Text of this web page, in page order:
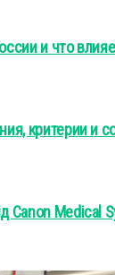
и что
критерии и
Canon Medical